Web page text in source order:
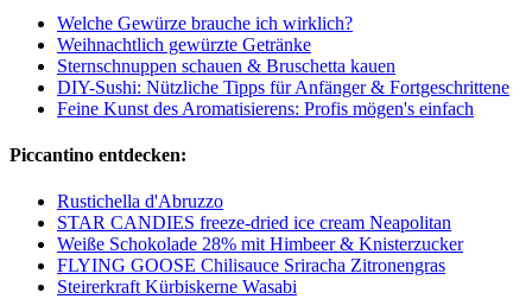
Welche Gewürze brauche ich wirklich?
Weihnachtlich gewürzte Getränke
Sternschnuppen schauen & Bruschetta kauen
DIY-Sushi: Nützliche Tipps für Anfänger & Fortgeschrittene
Feine Kunst des Aromatisierens: Profis mögen's einfach
Piccantino entdecken:
Rustichella d'Abruzzo
STAR CANDIES freeze-dried ice cream Neapolitan
Weiße Schokolade 28% mit Himbeer & Knisterzucker
FLYING GOOSE Chilisauce Sriracha Zitronengras
Steirerkraft Kürbiskerne Wasabi